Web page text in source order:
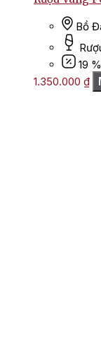
Bồ
19 %
1.350.000 ₫